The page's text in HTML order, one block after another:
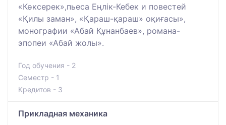
«Көксерек»,пьеса Еңлік-Кебек и повестей
«Қилы заман», «Қараш-қараш» оқиғасы»,
монографии «Абай Құнанбаев», романа-
эпопеи «Абай жолы».
Год обучения - 2
Семестр - 1
Кредитов - 3
Прикладная механика